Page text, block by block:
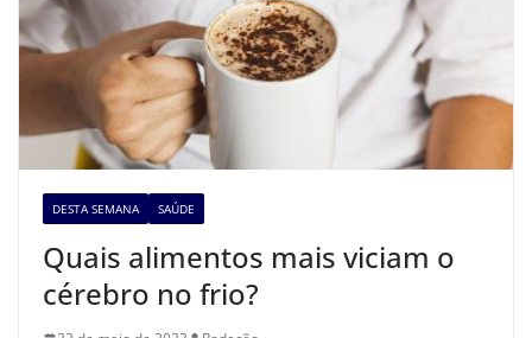
DESTA SEMANA SAÚDE
Quais alimentos mais viciam o
cérebro no frio?